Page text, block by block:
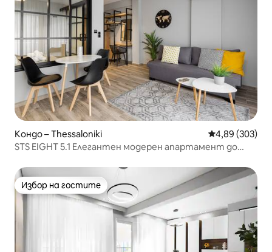
Кондо – Thessaloniki Средна
4,89 (303)
STS EIGHT 5.1 Елегантен модерен апартамент до
Избор на гостите
Избор на гостите